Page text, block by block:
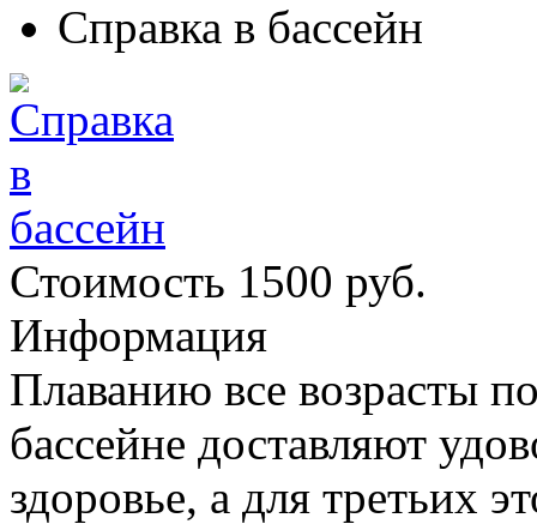
Справка в бассейн
Стоимость 1500 руб.
Информация
Плаванию все возрасты
бассейне доставляют
здоровье, а для третьих